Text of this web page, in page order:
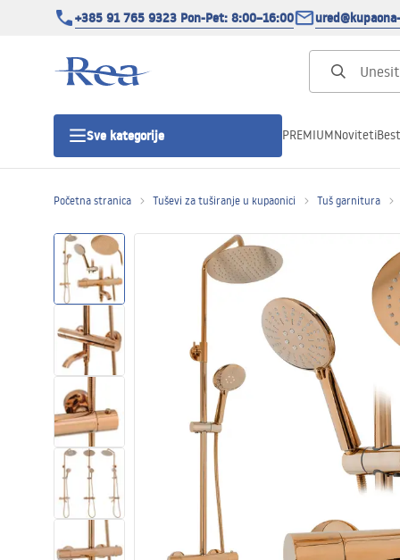
+385 91 765 9323 Pon-Pet: 8:00–16:00
Sve kategorije
Tuš vrata
Tuš kade
Tuš Kanalice
WC školjke
Umivaonici
Kade i paravani
PREMIUMNoviteti
Početna stranica Tuševi za tuširanje u kupaonici Tuš garnitura